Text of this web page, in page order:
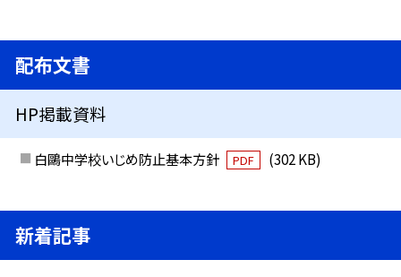
配布文書
HP掲載資料
白鷗中学校いじめ防止基本方針 PDF (302 KB)
新着記事